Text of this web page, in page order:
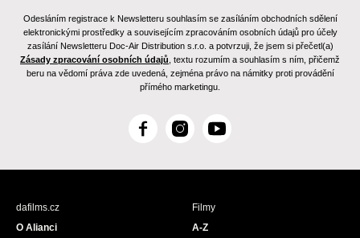
Odesláním registrace k Newsletteru souhlasím se zasíláním obchodních sdělení
elektronickými prostředky a souvisejícím zpracováním osobních údajů pro účely
zasílání Newsletteru Doc-Air Distribution s.r.o. a potvrzuji, že jsem si přečetl(a)
Zásady zpracování osobních údajů , textu rozumím a souhlasím s ním, přičemž
beru na vědomí práva zde uvedená, zejména právo na námitky proti provádění
přímého marketingu.
F
c
I
s
Y
u
dafilms.cz
O Alianci
Filmy
A-Z